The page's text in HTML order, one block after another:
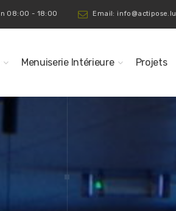
08:00 - 18:00 Email: info@actipose.lu
Menuiserie Intérieure Projets